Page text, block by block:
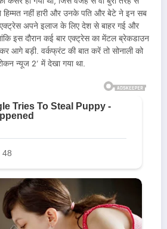
नहीं हारी और उनके पति और बेटे ने इन सब
एक्ट्रेस अपने इलाज के लिए देश से बाहर गई और
इस दौरान कई बार एक्ट्रेस का मेंटल ब्रेकडाउन
आगे बड़ी. वर्कफ्रंट की बात करें तो सोनाली को
न्यूज 2’ में देखा गया था.